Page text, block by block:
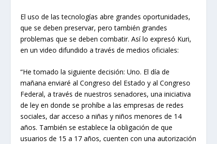
El uso de las tecnologías abre grandes oportunidades,
que se deben preservar, pero también grandes
problemas que se deben combatir. Así lo expresó Kuri,
en un video difundido a través de medios oficiales:
“He tomado la siguiente decisión: Uno. El día de
mañana enviaré al Congreso del Estado y al Congreso
Federal, a través de nuestros senadores, una iniciativa
de ley en donde se prohíbe a las empresas de redes
sociales, dar acceso a niñas y niños menores de 14
años. También se establece la obligación de que
usuarios de 15 a 17 años, cuenten con una autorización